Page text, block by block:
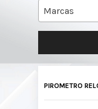
Marcas
PIROMETRO